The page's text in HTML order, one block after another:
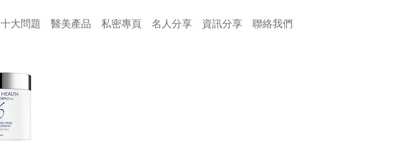
十大問題 醫美產品 私密專頁 名人分享 資訊分享 聯絡我們